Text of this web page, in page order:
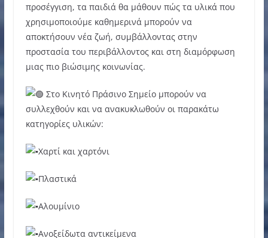
προσέγγιση, τα παιδιά θα μάθουν πώς τα υλικά που
χρησιμοποιούμε καθημερινά μπορούν να
αποκτήσουν νέα ζωή, συμβάλλοντας στην
προστασία του περιβάλλοντος και στη διαμόρφωση
μιας πιο βιώσιμης κοινωνίας.
Στο Κινητό Πράσινο Σημείο μπορούν να
συλλεχθούν και να ανακυκλωθούν οι παρακάτω
κατηγορίες υλικών:
Χαρτί και χαρτόνι
Πλαστικά
Αλουμίνιο
Ανοξείδωτα αντικείμενα